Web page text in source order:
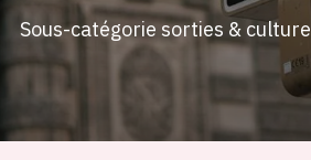
Sous-catégorie sorties &